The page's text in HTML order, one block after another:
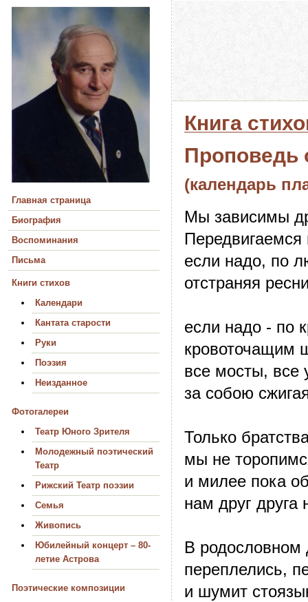
Главная страница
Биография
Воспоминания
Письма
Книги стихов
Календари
Кантата старости
Руки
Поэзия
Неизданное
Фотогалереи
Театр Юного Зрителя
Молодежный поэтический
Театр
Рижский Театр поэзии
Семья
Живопись
Юбилейный концерт – 80-
летие Астрова
Поэтические композиции
Книга
Проповедь
(календарь
Мы зависимы
если надо, по
отстраняя
если надо - по
кровоточащим
все мосты, все
за собою
Только
мы не
и милее пока
нам друг друга
В родословном
переплелись,
и шумит